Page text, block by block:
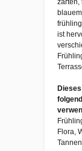
zarten,
ist
Flora,